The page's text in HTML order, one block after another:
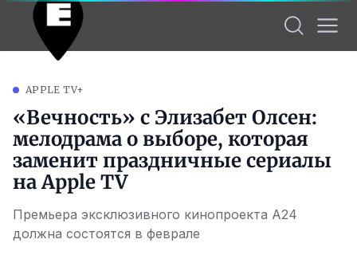
APPLE TV+
«Вечность» с Элизабет Олсен:
мелодрама о выборе, которая
заменит праздничные сериалы
на Apple TV
Премьера эксклюзивного кинопроекта A24
должна состоятся в феврале